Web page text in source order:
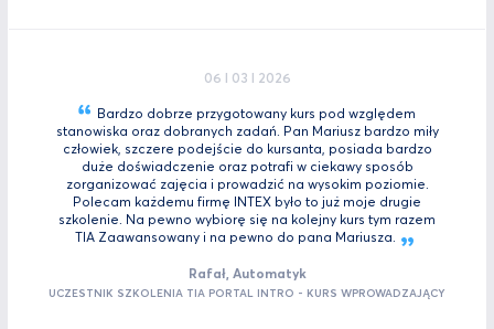
06 I 03 I 2026
Bardzo dobrze przygotowany kurs pod względem
stanowiska oraz dobranych zadań. Pan Mariusz bardzo miły
człowiek, szczere podejście do kursanta, posiada bardzo
duże doświadczenie oraz potrafi w ciekawy sposób
zorganizować zajęcia i prowadzić na wysokim poziomie.
Polecam każdemu firmę INTEX było to już moje drugie
szkolenie. Na pewno wybiorę się na kolejny kurs tym razem
TIA Zaawansowany i na pewno do pana Mariusza.
Rafał, Automatyk
UCZESTNIK SZKOLENIA TIA PORTAL INTRO - KURS WPROWADZAJĄCY